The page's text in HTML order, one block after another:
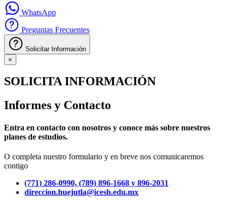
WhatsApp
Preguntas Frecuentes
Solicitar Información
×
SOLICITA INFORMACIÓN
Informes y Contacto
Entra en contacto con nosotros y conoce más sobre nuestros
planes de estudios.
O completa nuestro formulario y en breve nos comunicaremos
contigo
(771) 286-0990, (789) 896-1668 y 896-2031
direccion.huejutla@icesh.edu.mx